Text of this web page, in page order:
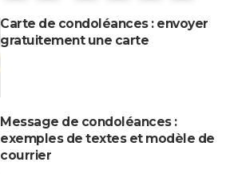
Carte de condoléances : envoyer
gratuitement une carte
Message de condoléances :
exemples de textes et modèle de
courrier